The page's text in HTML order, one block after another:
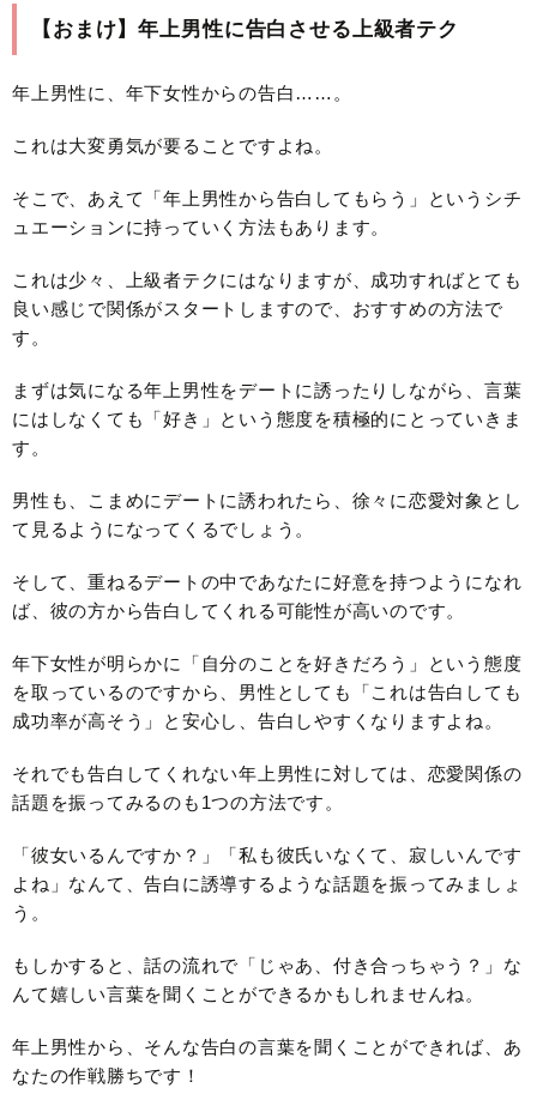
【おまけ】年上男性に告白させる上級者テク
年上男性に、年下女性からの告白……。
これは大変勇気が要ることですよね。
そこで、あえて「年上男性から告白してもらう」というシチ
ュエーションに持っていく方法もあります。
これは少々、上級者テクにはなりますが、成功すればとても
良い感じで関係がスタートしますので、おすすめの方法で
す。
まずは気になる年上男性をデートに誘ったりしながら、言葉
にはしなくても「好き」という態度を積極的にとっていきま
す。
男性も、こまめにデートに誘われたら、徐々に恋愛対象とし
て見るようになってくるでしょう。
そして、重ねるデートの中であなたに好意を持つようになれ
ば、彼の方から告白してくれる可能性が高いのです。
年下女性が明らかに「自分のことを好きだろう」という態度
を取っているのですから、男性としても「これは告白しても
成功率が高そう」と安心し、告白しやすくなりますよね。
それでも告白してくれない年上男性に対しては、恋愛関係の
話題を振ってみるのも1つの方法です。
「彼女いるんですか？」「私も彼氏いなくて、寂しいんです
よね」なんて、告白に誘導するような話題を振ってみましょ
う。
もしかすると、話の流れで「じゃあ、付き合っちゃう？」な
んて嬉しい言葉を聞くことができるかもしれませんね。
年上男性から、そんな告白の言葉を聞くことができれば、あ
なたの作戦勝ちです！